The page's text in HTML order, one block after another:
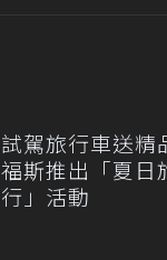
試駕旅行車送精
福斯推出「夏日
行」活動